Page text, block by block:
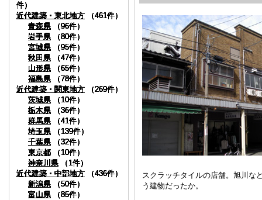
件）
近代建築・東北地方 （461件）
青森県 （96件）
岩手県 （80件）
宮城県 （95件）
秋田県 （47件）
山形県 （65件）
福島県 （78件）
近代建築・関東地方 （269件）
茨城県 （10件）
栃木県 （36件）
群馬県 （41件）
埼玉県 （139件）
千葉県 （32件）
東京都 （10件）
神奈川県 （1件）
近代建築・中部地方 （436件）
新潟県 （50件）
富山県 （85件）
件）
近代建築・東北地方 （461件）
青森県 （96件）
岩手県 （80件）
宮城県 （95件）
秋田県 （47件）
山形県 （65件）
福島県 （78件）
近代建築・関東地方 （269件）
茨城県 （10件）
栃木県 （36件）
群馬県 （41件）
埼玉県 （139件）
千葉県 （32件）
東京都 （10件）
神奈川県 （1件）
近代建築・中部地方 （436件）
新潟県 （50件）
富山県 （85件）
スクラッチタイルの店舗。旭川な
う建物だったか。
件）
近代建築・東北地方 （461件）
青森県 （96件）
岩手県 （80件）
宮城県 （95件）
秋田県 （47件）
山形県 （65件）
福島県 （78件）
近代建築・関東地方 （269件）
茨城県 （10件）
栃木県 （36件）
群馬県 （41件）
埼玉県 （139件）
千葉県 （32件）
東京都 （10件）
神奈川県 （1件）
近代建築・中部地方 （436件）
新潟県 （50件）
富山県 （85件）
件）
近代建築・東北地方 （461件）
青森県 （96件）
岩手県 （80件）
宮城県 （95件）
秋田県 （47件）
山形県 （65件）
福島県 （78件）
近代建築・関東地方 （269件）
茨城県 （10件）
栃木県 （36件）
群馬県 （41件）
埼玉県 （139件）
千葉県 （32件）
東京都 （10件）
神奈川県 （1件）
近代建築・中部地方 （436件）
新潟県 （50件）
富山県 （85件）
件）
近代建築・東北地方 （461件）
青森県 （96件）
岩手県 （80件）
宮城県 （95件）
秋田県 （47件）
山形県 （65件）
福島県 （78件）
近代建築・関東地方 （269件）
茨城県 （10件）
栃木県 （36件）
群馬県 （41件）
埼玉県 （139件）
千葉県 （32件）
東京都 （10件）
神奈川県 （1件）
近代建築・中部地方 （436件）
新潟県 （50件）
富山県 （85件）
件）
近代建築・東北地方 （461件）
青森県 （96件）
岩手県 （80件）
宮城県 （95件）
秋田県 （47件）
山形県 （65件）
福島県 （78件）
近代建築・関東地方 （269件）
茨城県 （10件）
栃木県 （36件）
群馬県 （41件）
埼玉県 （139件）
千葉県 （32件）
東京都 （10件）
神奈川県 （1件）
近代建築・中部地方 （436件）
新潟県 （50件）
富山県 （85件）
件）
近代建築・東北地方 （461件）
青森県 （96件）
岩手県 （80件）
宮城県 （95件）
秋田県 （47件）
山形県 （65件）
福島県 （78件）
近代建築・関東地方 （269件）
茨城県 （10件）
栃木県 （36件）
群馬県 （41件）
埼玉県 （139件）
千葉県 （32件）
東京都 （10件）
神奈川県 （1件）
近代建築・中部地方 （436件）
新潟県 （50件）
富山県 （85件）
件）
近代建築・東北地方 （461件）
青森県 （96件）
岩手県 （80件）
宮城県 （95件）
秋田県 （47件）
山形県 （65件）
福島県 （78件）
近代建築・関東地方 （269件）
茨城県 （10件）
栃木県 （36件）
群馬県 （41件）
埼玉県 （139件）
千葉県 （32件）
東京都 （10件）
神奈川県 （1件）
近代建築・中部地方 （436件）
新潟県 （50件）
富山県 （85件）
件）
近代建築・東北地方 （461件）
青森県 （96件）
岩手県 （80件）
宮城県 （95件）
秋田県 （47件）
山形県 （65件）
福島県 （78件）
近代建築・関東地方 （269件）
茨城県 （10件）
栃木県 （36件）
群馬県 （41件）
埼玉県 （139件）
千葉県 （32件）
東京都 （10件）
神奈川県 （1件）
近代建築・中部地方 （436件）
新潟県 （50件）
富山県 （85件）
件）
近代建築・東北地方 （461件）
青森県 （96件）
岩手県 （80件）
宮城県 （95件）
秋田県 （47件）
山形県 （65件）
福島県 （78件）
近代建築・関東地方 （269件）
茨城県 （10件）
栃木県 （36件）
群馬県 （41件）
埼玉県 （139件）
千葉県 （32件）
東京都 （10件）
神奈川県 （1件）
近代建築・中部地方 （436件）
新潟県 （50件）
富山県 （85件）